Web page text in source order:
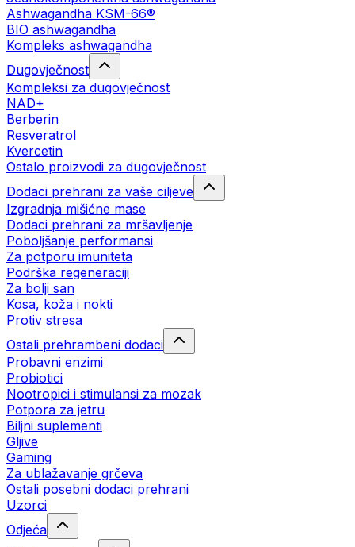
Ashwagandha KSM-66®
BIO ashwagandha
Kompleks ashwagandha
Dugovječnost
Kompleksi za dugovječnost
NAD+
Berberin
Resveratrol
Kvercetin
Ostalo proizvodi za dugovječnost
Dodaci prehrani za vaše ciljeve
Izgradnja mišićne mase
Dodaci prehrani za mršavljenje
Poboljšanje performansi
Za potporu imuniteta
Podrška regeneraciji
Za bolji san
Kosa, koža i nokti
Protiv stresa
Ostali prehrambeni dodaci
Probavni enzimi
Probiotici
Nootropici i stimulansi za mozak
Potpora za jetru
Biljni suplementi
Gljive
Gaming
Za ublažavanje grčeva
Ostali posebni dodaci prehrani
Uzorci
Odjeća